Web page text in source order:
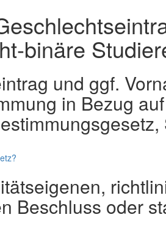
binäre
und ggf.
in Bezug
Beschluss oder